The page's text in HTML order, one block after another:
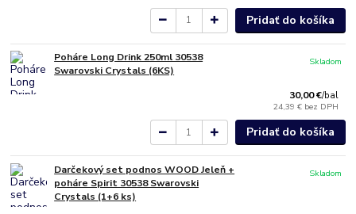
Pridať do košíka
Poháre Long Drink 250ml 30538
Swarovski Crystals (6KS)
30,00 €/bal
24,39 € bez DPH
Skladom
Pridať do košíka
Darčekový set podnos WOOD Jeleň +
poháre Spirit 30538 Swarovski
Crystals (1+6 ks)
Skladom